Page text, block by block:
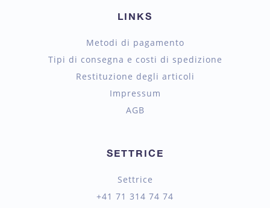
LINKS
Metodi di pagamento
Tipi di consegna e costi di spedizione
Restituzione degli articoli
Impressum
AGB
SETTRICE
Settrice
+41 71 314 74 74